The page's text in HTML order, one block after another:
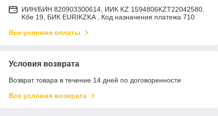
ИИН/БИН 820903300614, ИИК KZ 1594806KZT22042580,
Kбе 19, БИК EURIKZKA , Код назначения платежа 710
Все условия оплаты
Условия возврата
Возврат товара в течение 14 дней по договоренности
Все условия возврата